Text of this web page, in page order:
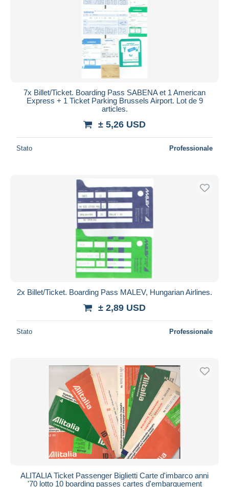
7x Billet/Ticket. Boarding Pass SABENA et 1 American
Express + 1 Ticket Parking Brussels Airport. Lot de 9
articles.
± 5,26 USD
Stato Professionale
2x Billet/Ticket. Boarding Pass MALEV, Hungarian Airlines.
± 2,89 USD
Stato Professionale
ALITALIA Ticket Passenger Biglietti Carte d'imbarco anni
'70 lotto 10 boarding passes cartes d'embarquement